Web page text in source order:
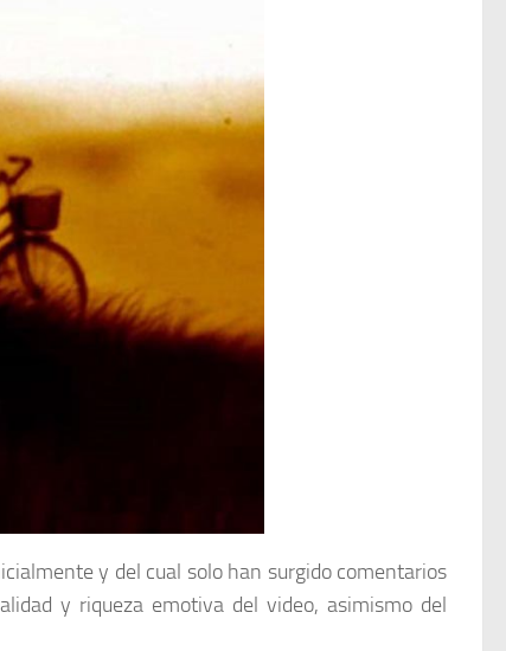
y del cual solo han surgido comentarios
y riqueza emotiva del video, asimismo del